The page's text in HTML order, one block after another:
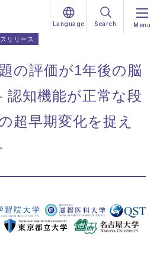
Language Search Menu
リリース
の評価が1年後の脳
知機能が正常な段
超早期変化を捉え